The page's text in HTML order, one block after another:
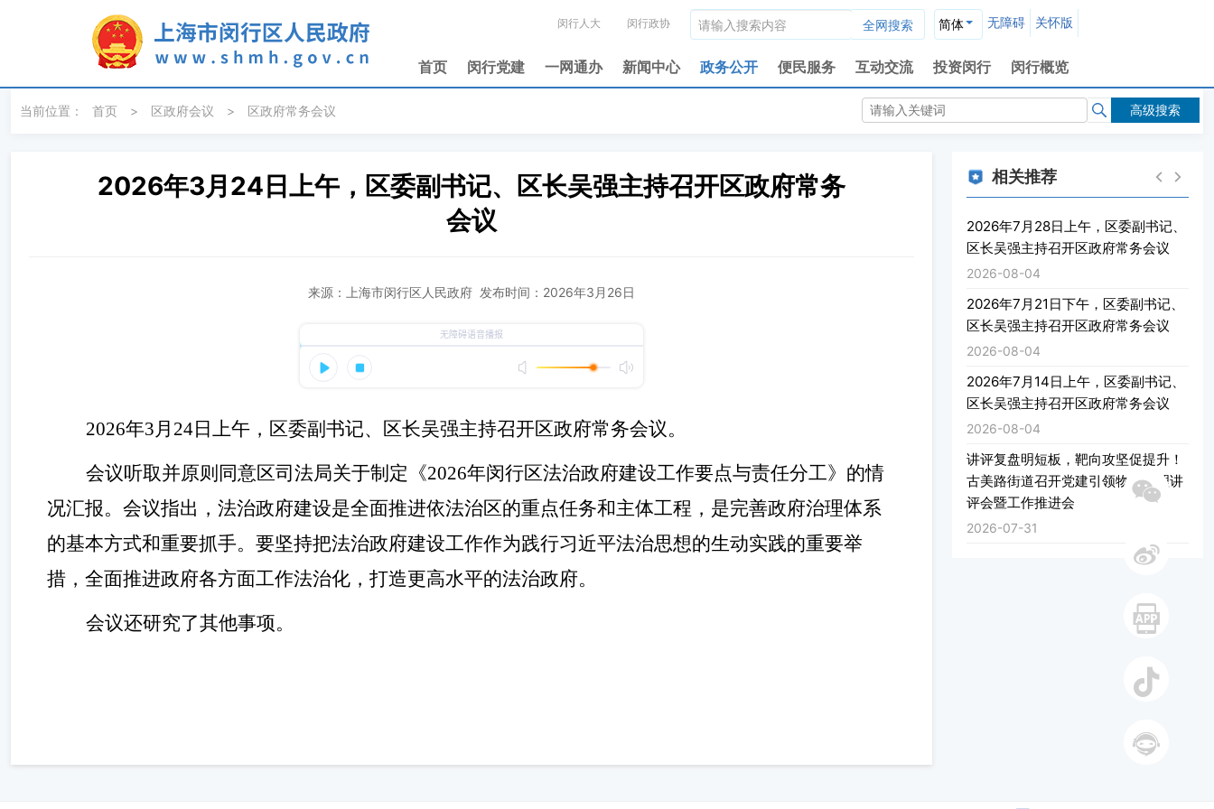
闵行人大 闵行政协 简体 无障碍 关怀版
首页 闵行党建 一网通办 新闻中心 政务公开 便民服务 互动交流 投资闵行 闵行概览
高级搜索
当前位置： 首页 > 区政府会议 > 区政府常务会议
2026年3月24日上午，区委副书记、区长吴强主持召开区政府常务
会议
来源：上海市闵行区人民政府 发布时间：2026年3月26日
2026年3月 24日 上午 ， 区委副书记、区长吴强主持召开区政府常务会议。
会议听取并原则同意区司法局关于制定《2026年闵行区法治政府建设工作要点与责任分工》的情
况汇报。 会议指出，法治政府建设是全面推进依法治区的重点任务和主体工程，是完善政府治理体系
的基本方式和重要抓手。要坚持把法治政府建设工作作为践行习近平法治思想的生动实践的重要举
措，全面推进政府各方面工作法治化，打造更高水平的法治政府。
会议还研究了其他事项。
相关推荐
2026年7月28日上午，区委副书记、
区长吴强主持召开区政府常务会议
2026-08-04
2026年7月21日下午，区委副书记、
区长吴强主持召开区政府常务会议
2026-08-04
2026年7月14日上午，区委副书记、
区长吴强主持召开区政府常务会议
2026-08-04
讲评复盘明短板，靶向攻坚促提升！
古美路街道召开党建引领物业治理讲
评会暨工作推进会
2026-07-31
微博